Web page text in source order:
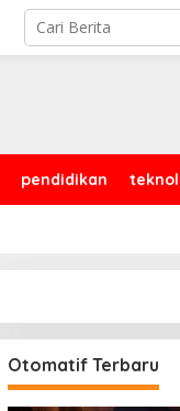
pendidikan
Otomatif Terbaru